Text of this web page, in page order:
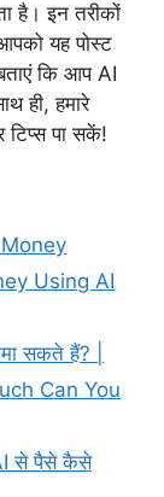
है। इन तरीकों
यह पोस्ट
कि आप AI
ही, हमारे
पा सकें!
Using AI
सकते हैं? |
Can You
से पैसे कैसे